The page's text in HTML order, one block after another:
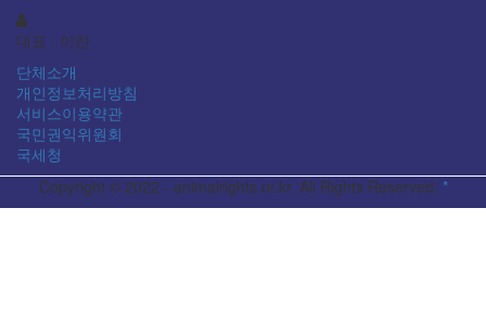
대표 : 이찬
단체소개
개인정보처리방침
서비스이용약관
국민권익위원회
국세청
Copyright © 2022 - animalrights.or.kr. All Rights Reserved. *